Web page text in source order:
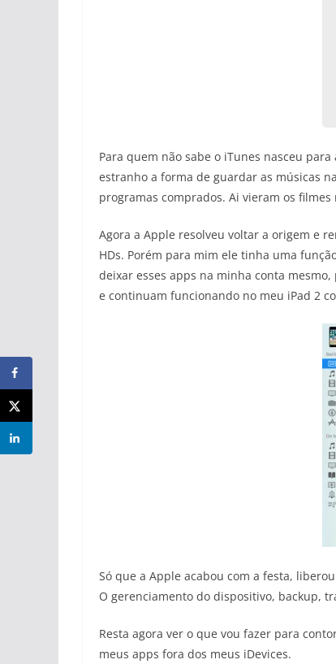
Para quem não sabe o iTunes nasceu
estranho a forma de guardar as músicas
programas comprados. Ai vieram os
Agora a Apple resolveu voltar a origem e
HDs. Porém para mim ele tinha uma
deixar esses apps na minha conta
e continuam funcionando no meu iPad 2
Só que a Apple acabou com a festa,
O gerenciamento do dispositivo, backup,
Resta agora ver o que vou fazer para
meus apps fora dos meus iDevices.